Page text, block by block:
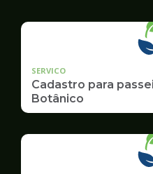
SERVICO
Cadastro para
Botânico